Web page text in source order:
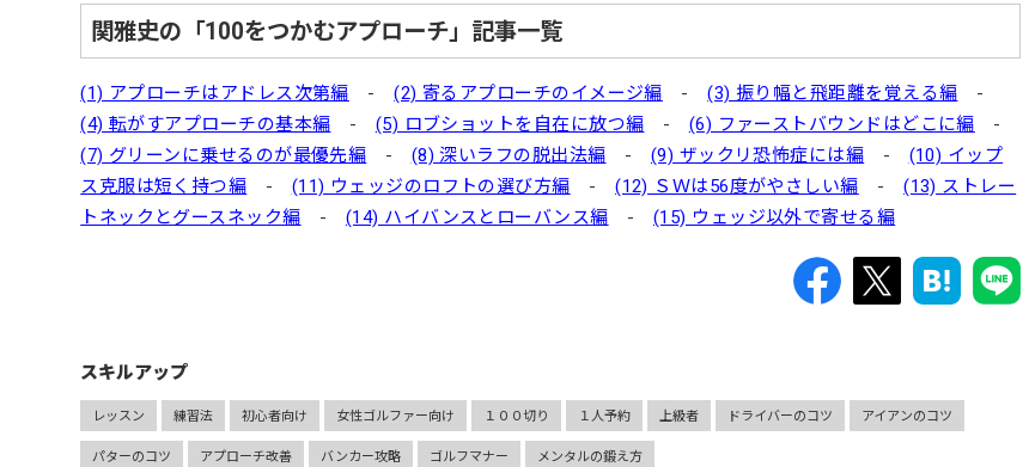
関雅史の「100をつかむアプローチ」記事一覧
(1) アプローチはアドレス次第編 -(2) 寄るアプローチのイメージ編 -(3) 振り幅と飛距離を覚える編 -
(4) 転がすアプローチの基本編 - (5) ロブショットを自在に放つ編 - (6) ファーストバウンドはどこに編 -
(7) グリーンに乗せるのが最優先編 - (8) 深いラフの脱出法編 - (9) ザックリ恐怖症には編 - (10) イップ
ス克服は短く持つ編 - (11) ウェッジのロフトの選び方編 -(12) ＳＷは56度がやさしい編 -(13) ストレー
トネックとグースネック編 - (14) ハイバンスとローバンス編 - (15) ウェッジ以外で寄せる編
スキルアップ
レッスン 練習法 初心者向け 女性ゴルファー向け １００切り １人予約 上級者 ドライバーのコツ アイアンのコツ
パターのコツ アプローチ改善 バンカー攻略 ゴルフマナー メンタルの鍛え方